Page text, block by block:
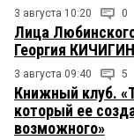
3 августа 10:20 0
Лица
Георгия
3 августа 09:40 5
Книжный клуб.
который ее
возможного»